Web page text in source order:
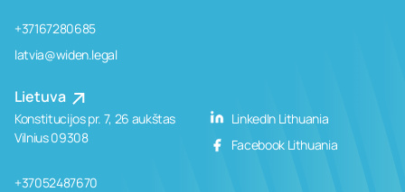
+37167280685
latvia@widen.legal
Lietuva
Konstitucijos pr. 7, 26 aukštas
Vilnius 09308
+37052487670
LinkedIn Lithuania
Facebook Lithuania